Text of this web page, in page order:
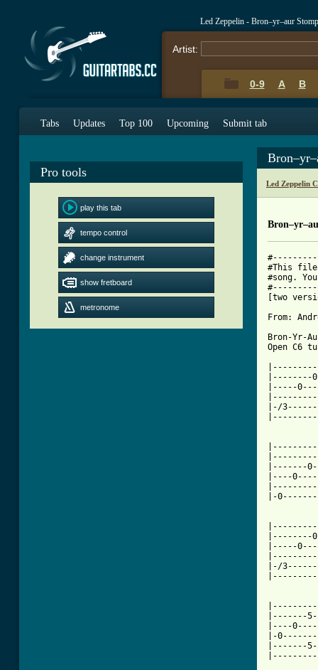
Led Zeppelin - Bron–yr–aur
Artist:
0-9 A B
Tabs Updates Top 100 Upcoming Submit tab
Pro tools
play this tab
tempo control
change instrument
show fretboard
metronome
Led Zeppelin
#This file
#song.
[two
From:
Bron-Yr-
Open C6
|--------
|-----
|-/
|-------
|----
|-
|--------
|-----
|-/
|-------
|----
|-
|-------